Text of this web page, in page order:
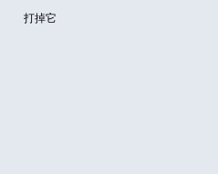
打掉它